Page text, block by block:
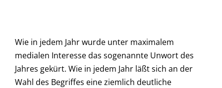
Wie in jedem Jahr wurde unter maximalem
medialen Interesse das sogenannte Unwort des
Jahres gekürt. Wie in jedem Jahr läßt sich an der
Wahl des Begriffes eine ziemlich deutliche